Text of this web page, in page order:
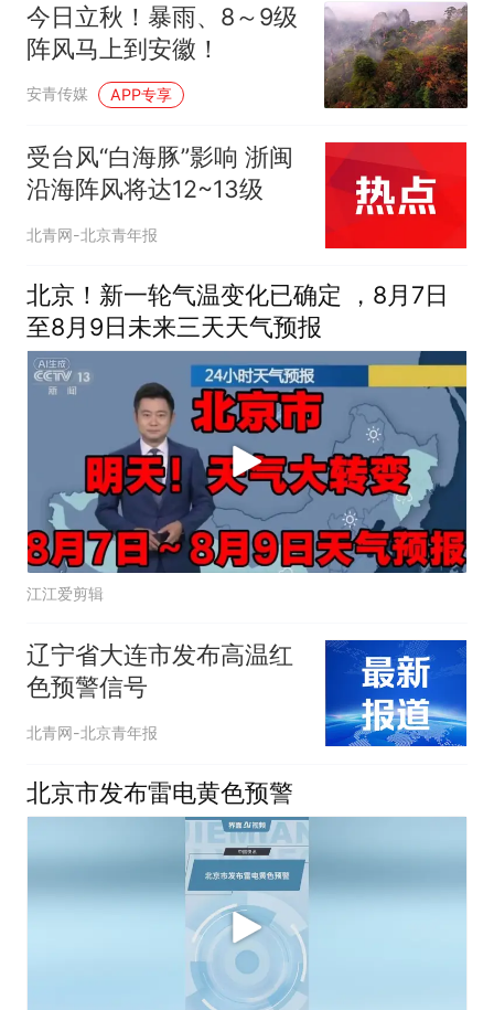
今日立秋！暴雨、8～9级
阵风马上到安徽！
安青传媒 APP专享
受台风“白海豚”影响 浙闽
沿海阵风将达12~13级
北青网-北京青年报
北京！新一轮气温变化已确定 ，8月7日
至8月9日未来三天天气预报
江江爱剪辑
辽宁省大连市发布高温红
色预警信号
北青网-北京青年报
北京市发布雷电黄色预警